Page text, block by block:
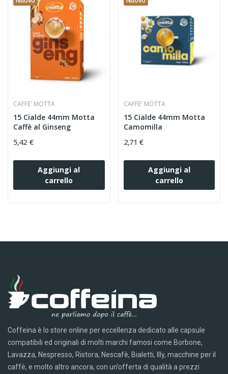
CAFFE' MOTTA
15 Cialde 44mm Motta
Caffè al Ginseng
5,42 €
Aggiungi al
carrello
CAFFE' MOTTA
15 Cialde 44mm Motta
Camomilla
2,71 €
Aggiungi al
carrello
Coffeina è lo store online per eccellenza dedicato alle capsule
compatibili ed originali di molti marchi famosi come Borbone,
Lavazza, Nespresso, Ristora, Nescafè, Bialetti, Illy, macchine per il
caffè, e molto altro ancora, con un’offerta di qualità a prezzi